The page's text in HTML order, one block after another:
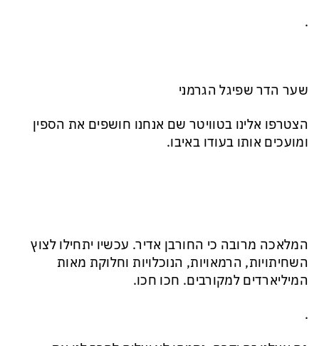
.
שער הדר שפיגל הגרמני
הצטרפו אלינו בטוויטר שם אנחנו חושפים את הספין
ומועכים אותו בעודו באיבו.
המלאכה מרובה כי החורבן אדיר. עכשיו יתחילו לצוץ
השחיתויות, הרמאויות, הנוכלויות וחלוקת מאות
המיליארדים למקורבים. חכו חכו.
.